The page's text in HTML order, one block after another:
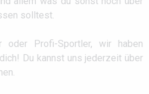
solltest.
oder Profi-Sportler, wir haben
Du kannst uns jederzeit über